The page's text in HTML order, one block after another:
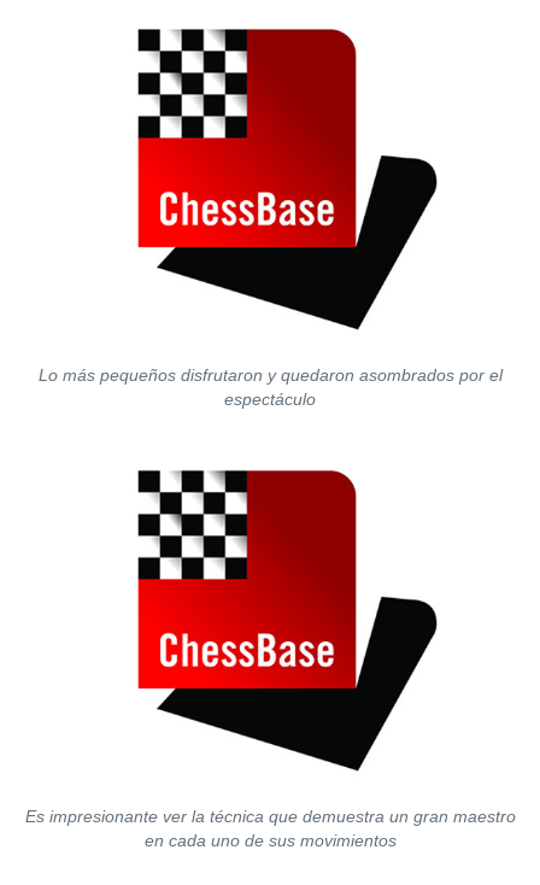
Lo más pequeños disfrutaron y quedaron asombrados por el
espectáculo
Es impresionante ver la técnica que demuestra un gran maestro
en cada uno de sus movimientos